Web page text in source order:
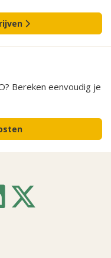
Bereken eenvoudig je